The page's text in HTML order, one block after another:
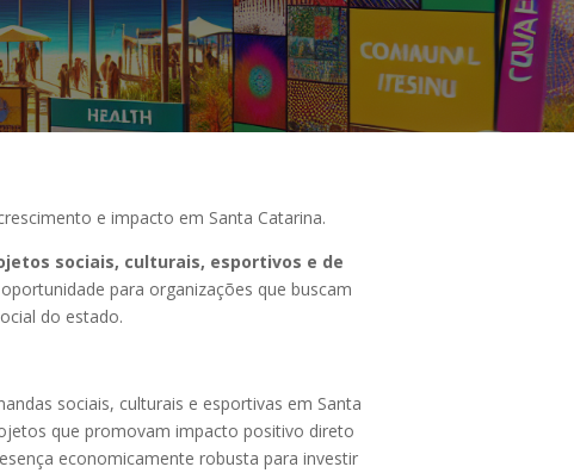
e impacto em Santa Catarina.
sociais, culturais, esportivos e de
para organizações que buscam
do estado.
sociais, culturais e esportivas em Santa
que promovam impacto positivo direto
economicamente robusta para investir